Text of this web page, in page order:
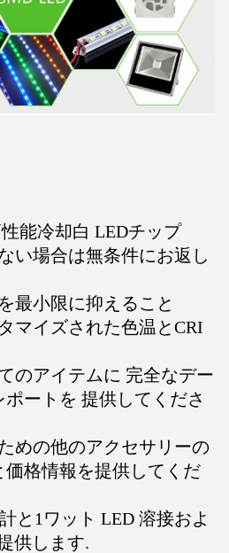
能冷却白 LEDチップ
い場合は無条件にお返し
最小限に抑えること
マイズされた色温とCRI
のアイテムに 完全なデー
ートを 提供してくださ
めの他のアクセサリーの
格情報を提供してくだ
と1ワット LED 溶接およ
供します.